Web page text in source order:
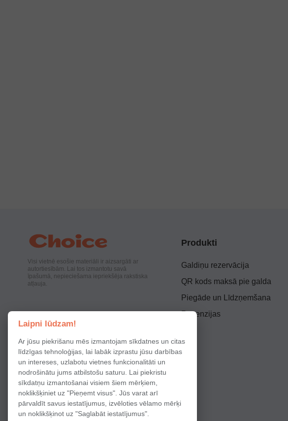
Visi vietnē esošie materiāli ir aizsargāti ar
autortiesībām. Lai tos izmantotu savā
īpašumā, nepieciešama iepriekšēja rakstiska
atļauja.
Produkti
Galdiņu rezervācija
QR kods maksā pie galda
Piegāde un Līdzņemšana
Recenzijas
Laipni lūdzam!
Ar jūsu piekrišanu mēs izmantojam sīkdatnes un citas
līdzīgas tehnoloģijas, lai labāk izprastu jūsu darbības
un intereses, uzlabotu vietnes funkcionalitāti un
nodrošinātu jums atbilstošu saturu. Lai piekristu
sīkdatņu izmantošanai visiem šiem mērķiem,
noklikšķiniet uz "Pieņemt visus". Jūs varat arī
pārvaldīt savus iestatījumus, izvēloties vēlamo mērķi
un noklikšķinot uz "Saglabāt iestatījumus".